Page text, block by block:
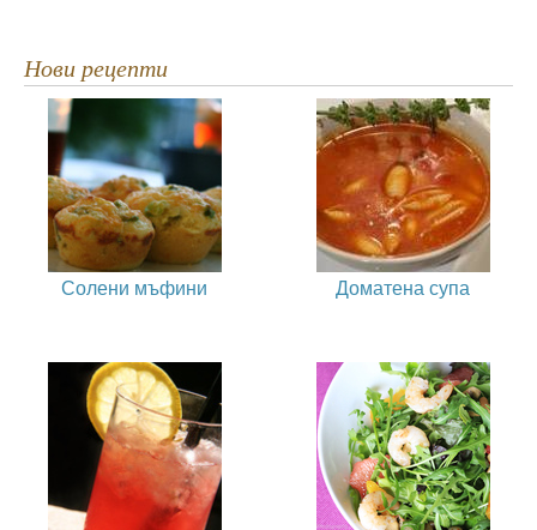
Нови рецепти
Солени мъфини Доматена супа